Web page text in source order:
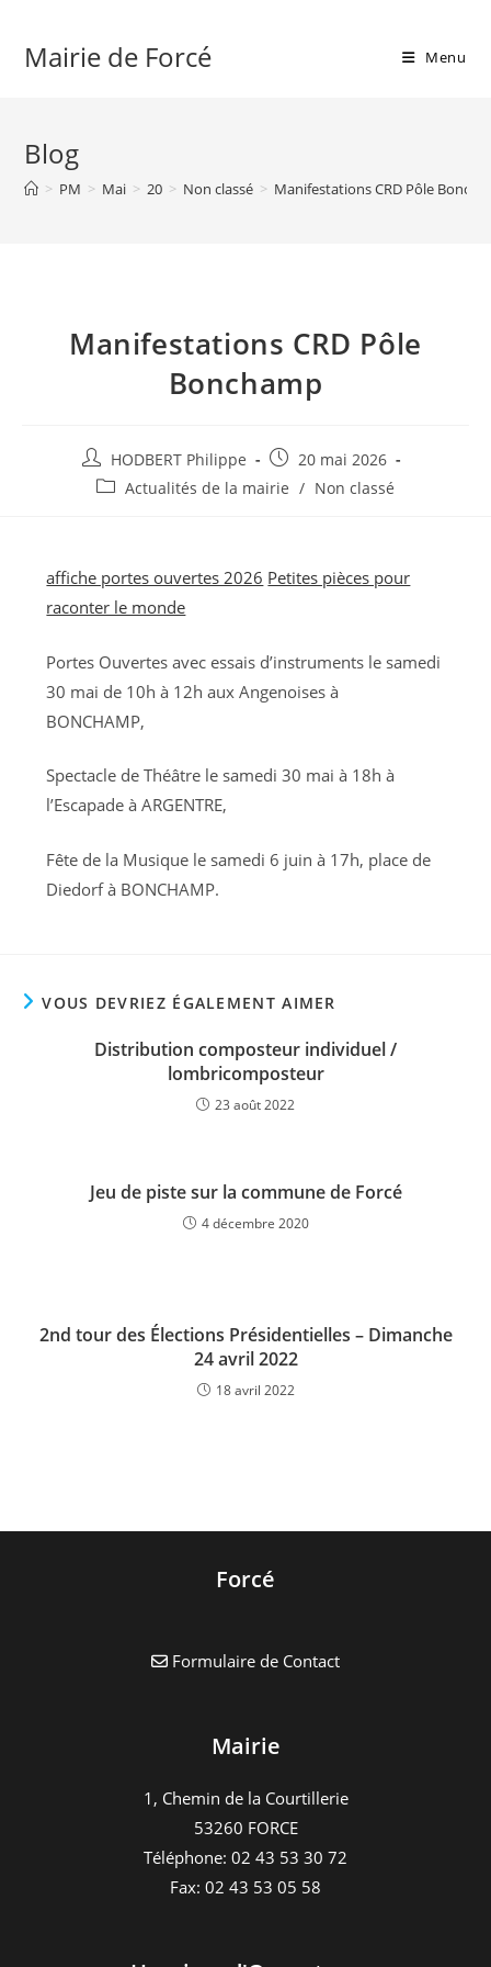
contentMairie de Forcé Menu
Blog
> PM > Mai > 20 > Non classé > Manifestations CRD Pôle
Manifestations CRD Pôle
Bonchamp
Auteur/autrice
de
HODBERT Philippe
Publication
publiée :
20 mai 2026
Post Actualités de la mairie / Non classé
affiche portes ouvertes 2026 Petites pièces pour
raconter le monde
Portes Ouvertes avec essais d’instruments le samedi
30 mai de 10h à 12h aux Angenoises à
BONCHAMP,
Spectacle de Théâtre le samedi 30 mai à 18h à
l’Escapade à ARGENTRE,
Fête de la Musique le samedi 6 juin à 17h, place de
Diedorf à BONCHAMP.
VOUS DEVRIEZ ÉGALEMENT AIMER
Distribution composteur individuel /
lombricomposteur
23 août 2022
Jeu de piste sur la commune de Forcé
4 décembre 2020
2nd tour des Élections Présidentielles – Dimanche
24 avril 2022
18 avril 2022
Forcé
Formulaire de Contact
Mairie
1, Chemin de la Courtillerie
53260 FORCE
Téléphone: 02 43 53 30 72
Fax: 02 43 53 05 58